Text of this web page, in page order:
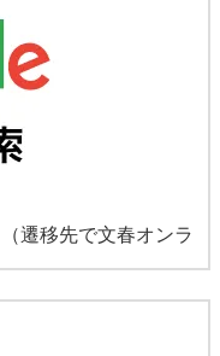
（遷移先で文春オンラ